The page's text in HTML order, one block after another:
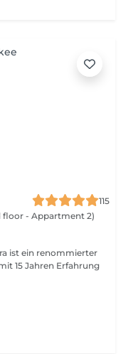
115
floor - Appartment 2)
ist ein renommierter
15 Jahren Erfahrung